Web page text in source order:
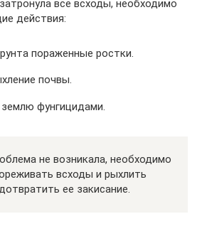
все всходы, необходимо
действия:
пораженные ростки.
почвы.
фунгицидами.
не возникала, необходимо
всходы и рыхлить
ее закисание.